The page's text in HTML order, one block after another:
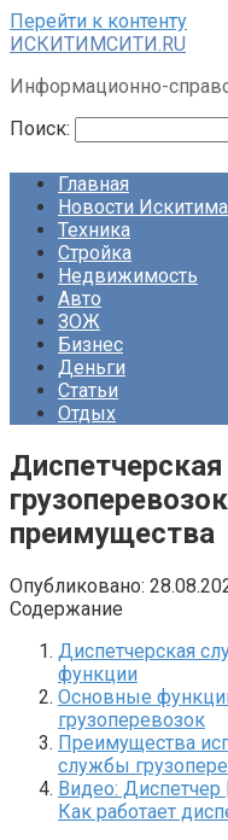
Перейти к контенту
ИСКИТИМСИТИ.RU
Информационно-
Поиск:
Главная
Новости Искитима
Техника
Стройка
Недвижимость
Авто
ЗОЖ
Бизнес
Деньги
Статьи
Отдых
преимущества
Опубликовано:
Содержание
Диспетчерская
функции
Основные
грузоперевозок
Преимущества
службы
Видео: Диспетчер
Как работает